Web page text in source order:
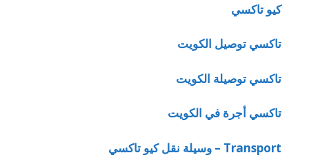
كيو تاكسي
تاكسي توصيل الكويت
تاكسي توصيلة الكويت
تاكسي أجرة في الكويت
Transport – وسيلة نقل كيو تاكسي